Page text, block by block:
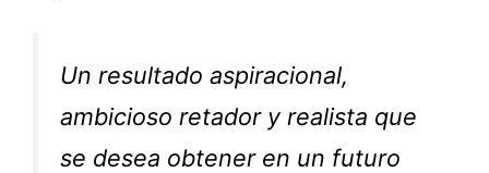
Un resultado aspiracional,
ambicioso retador y realista que
se desea obtener en un futuro